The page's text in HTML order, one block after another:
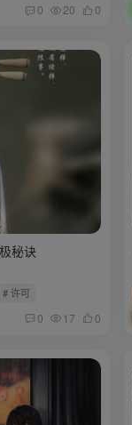
0 20 0
秘诀
# 许可
0 17 0